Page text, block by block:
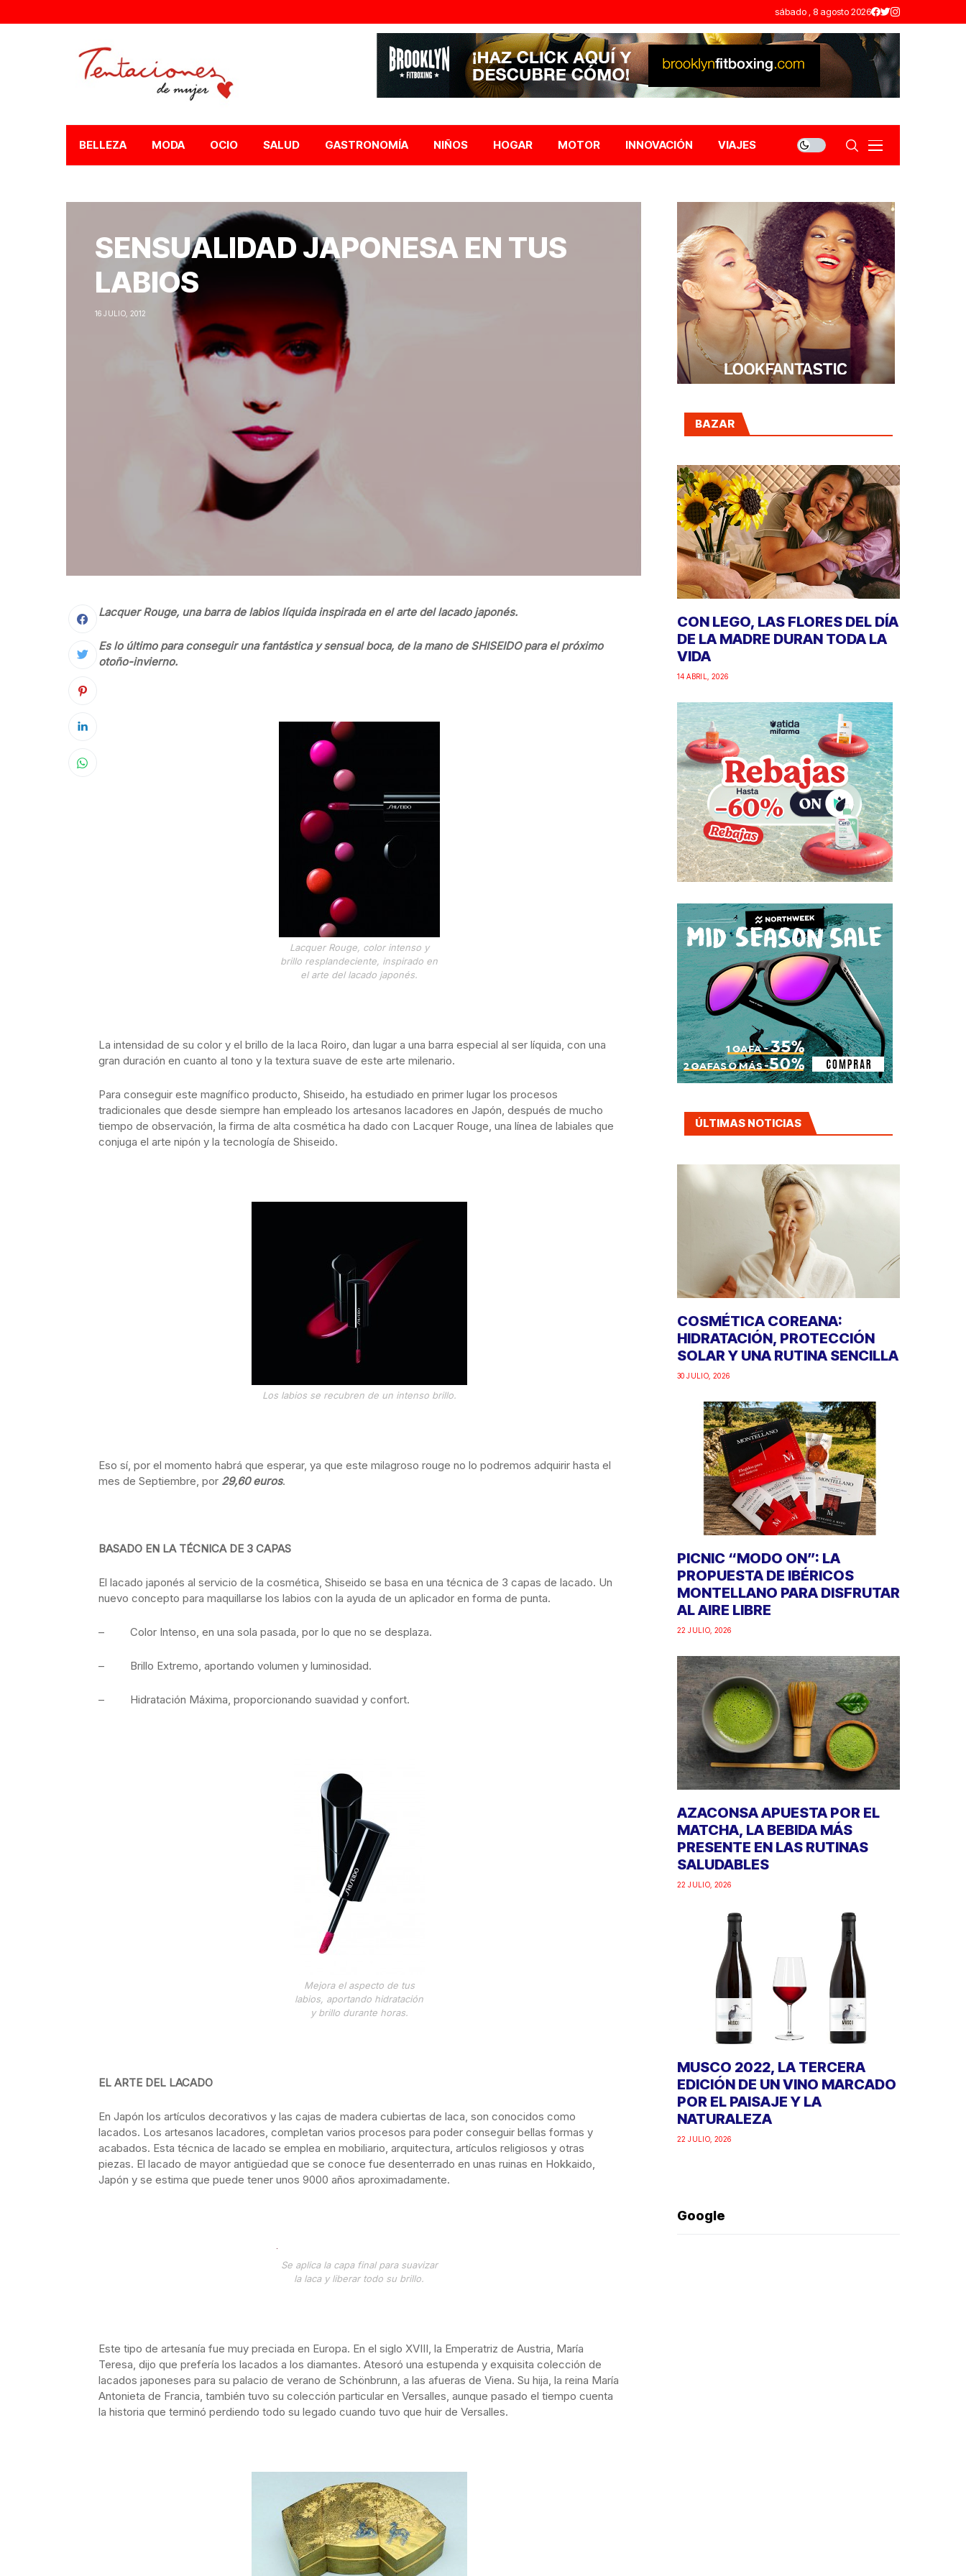
sábado , 8 agosto 2026
BELLEZA MODA OCIO SALUD GASTRONOMÍA NIÑOS HOGAR MOTOR INNOVACIÓN VIAJES
SENSUALIDAD JAPONESA EN TUS
LABIOS
16 JULIO, 2012
Lacquer Rouge, una barra de labios líquida inspirada en el arte del lacado japonés.
Es lo último para conseguir una fantástica y sensual boca, de la mano de SHISEIDO para el próximo
otoño-invierno.
Lacquer Rouge, color intenso y
brillo resplandeciente, inspirado en
el arte del lacado japonés.
La intensidad de su color y el brillo de la laca Roiro, dan lugar a una barra especial al ser líquida, con una
gran duración en cuanto al tono y la textura suave de este arte milenario.
Para conseguir este magnífico producto, Shiseido, ha estudiado en primer lugar los procesos
tradicionales que desde siempre han empleado los artesanos lacadores en Japón, después de mucho
tiempo de observación, la firma de alta cosmética ha dado con Lacquer Rouge, una línea de labiales que
conjuga el arte nipón y la tecnología de Shiseido.
Los labios se recubren de un intenso brillo.
Eso sí, por el momento habrá que esperar, ya que este milagroso rouge no lo podremos adquirir hasta el
mes de Septiembre, por 29,60 euros.
BASADO EN LA TÉCNICA DE 3 CAPAS
El lacado japonés al servicio de la cosmética, Shiseido se basa en una técnica de 3 capas de lacado. Un
nuevo concepto para maquillarse los labios con la ayuda de un aplicador en forma de punta.
– Color Intenso, en una sola pasada, por lo que no se desplaza.
– Brillo Extremo, aportando volumen y luminosidad.
– Hidratación Máxima, proporcionando suavidad y confort.
Mejora el aspecto de tus
labios, aportando hidratación
y brillo durante horas.
EL ARTE DEL LACADO
En Japón los artículos decorativos y las cajas de madera cubiertas de laca, son conocidos como
lacados. Los artesanos lacadores, completan varios procesos para poder conseguir bellas formas y
acabados. Esta técnica de lacado se emplea en mobiliario, arquitectura, artículos religiosos y otras
piezas. El lacado de mayor antigüedad que se conoce fue desenterrado en unas ruinas en Hokkaido,
Japón y se estima que puede tener unos 9000 años aproximadamente.
Se aplica la capa final para suavizar
la laca y liberar todo su brillo.
Este tipo de artesanía fue muy preciada en Europa. En el siglo XVIII, la Emperatriz de Austria, María
Teresa, dijo que prefería los lacados a los diamantes. Atesoró una estupenda y exquisita colección de
lacados japoneses para su palacio de verano de Schönbrunn, a las afueras de Viena. Su hija, la reina María
Antonieta de Francia, también tuvo su colección particular en Versalles, aunque pasado el tiempo cuenta
la historia que terminó perdiendo todo su legado cuando tuvo que huir de Versalles.
BAZAR
CON LEGO, LAS FLORES DEL DÍA
DE LA MADRE DURAN TODA LA
VIDA
14 ABRIL, 2026
ÚLTIMAS NOTICIAS
COSMÉTICA COREANA:
HIDRATACIÓN, PROTECCIÓN
SOLAR Y UNA RUTINA SENCILLA
30 JULIO, 2026
PICNIC “MODO ON”: LA
PROPUESTA DE IBÉRICOS
MONTELLANO PARA DISFRUTAR
AL AIRE LIBRE
22 JULIO, 2026
AZACONSA APUESTA POR EL
MATCHA, LA BEBIDA MÁS
PRESENTE EN LAS RUTINAS
SALUDABLES
22 JULIO, 2026
MUSCO 2022, LA TERCERA
EDICIÓN DE UN VINO MARCADO
POR EL PAISAJE Y LA
NATURALEZA
22 JULIO, 2026
Google